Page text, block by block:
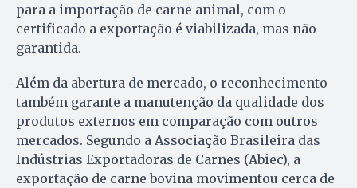
para a importação de carne animal, com o
certificado a exportação é viabilizada, mas não
garantida.
Além da abertura de mercado, o reconhecimento
também garante a manutenção da qualidade dos
produtos externos em comparação com outros
mercados. Segundo a Associação Brasileira das
Indústrias Exportadoras de Carnes (Abiec), a
exportação de carne bovina movimentou cerca de